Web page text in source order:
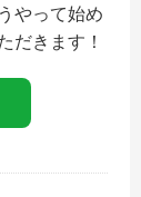
やって始め
だきます！